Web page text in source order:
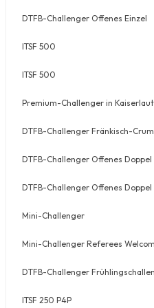
DTFB-Challenger Offenes Einzel
ITSF 500
ITSF 500
Premium-Challenger in
DTFB-Challenger Fränkisch-
DTFB-Challenger Offenes Doppel
DTFB-Challenger Offenes Doppel
Mini-Challenger
Mini-Challenger Referees
DTFB-Challenger
ITSF 250 P4P